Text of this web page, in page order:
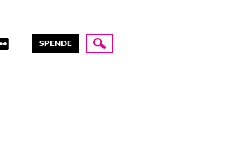
SPENDE
Suche